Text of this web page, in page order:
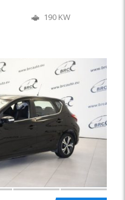
190 KW